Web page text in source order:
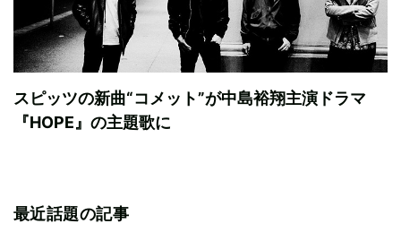
スピッツの新曲“コメット”が中島裕翔主演ドラマ
『HOPE』の主題歌に
最近話題の記事